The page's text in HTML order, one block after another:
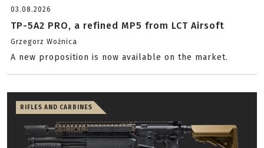
03.08.2026
TP-5A2 PRO, a refined MP5 from LCT Airsoft
Grzegorz Woźnica
A new proposition is now available on the market.
RIFLES AND CARBINES